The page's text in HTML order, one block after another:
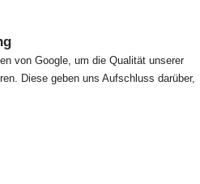
von Google, um die Qualität unserer
Diese geben uns Aufschluss darüber,